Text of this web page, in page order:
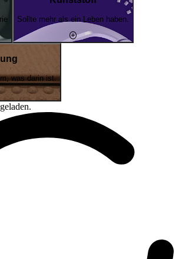
Sollte mehr als ein Leben haben.
was darin ist.